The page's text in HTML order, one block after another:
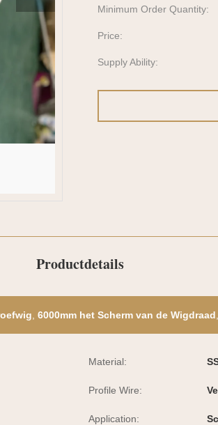
Minimum Order Quantity:
Price:
Supply Ability:
Productdetails
6000mm het Scherm van de Wigdraad
Material:
Profile Wire:
Application: